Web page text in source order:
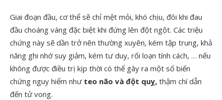
Giai đoạn đầu, cơ thể sẽ chỉ mệt mỏi, khó chịu, đôi khi đau
đầu choáng váng đặc biệt khi đứng lên đột ngột. Các triệu
chứng này sẽ dần trở nên thường xuyên, kém tập trung, khả
năng ghi nhớ suy giảm, kém tư duy, rối loạn tính cách, … nếu
không được điều trị kịp thời có thể gây ra một số biến
chứng nguy hiểm như teo não và đột quỵ, thậm chí dẫn
đến tử vong.